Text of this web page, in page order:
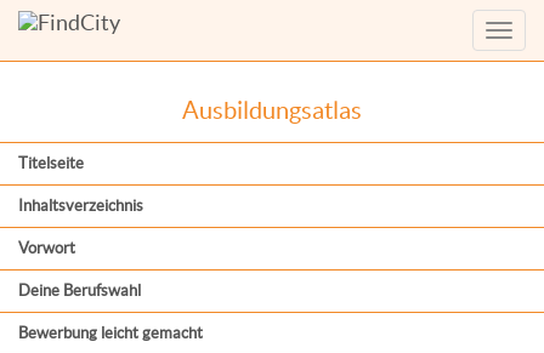
Menü
Ausbildungsatlas
Titelseite
Inhaltsverzeichnis
Vorwort
Deine Berufswahl
Bewerbung leicht gemacht